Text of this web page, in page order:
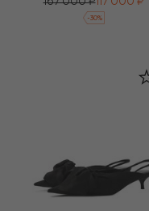
167 000 ₽117 000 ₽
-30%